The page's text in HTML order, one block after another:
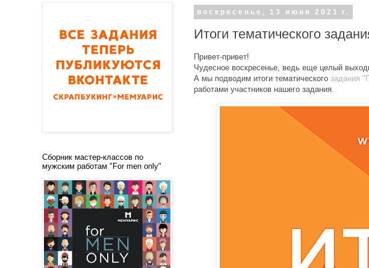
воскресенье, 13 июня 2021 г.
Итоги тематического
Привет-привет!
Чудесное воскресенье, ведь еще целый
А мы подводим итоги тематического задания
работами участников нашего задания.
Сборник мастер-классов по
мужским работам "For men only"